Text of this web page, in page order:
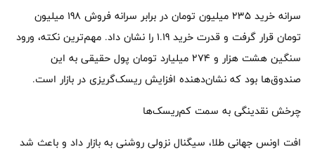
سرانه خرید 235 میلیون تومان در برابر سرانه فروش 198 میلیون
تومان قرار گرفت و قدرت خرید 1.19 را نشان داد. مهم‌ترین نکته، ورود
سنگین هشت هزار و 274 میلیارد تومان پول حقیقی به این
صندوق‌ها بود که نشان‌دهنده افزایش ریسک‌گریزی در بازار است.
چرخش نقدینگی به سمت کم‌ریسک‌ها
افت اونس جهانی طلا، سیگنال نزولی روشنی به بازار داد و باعث شد